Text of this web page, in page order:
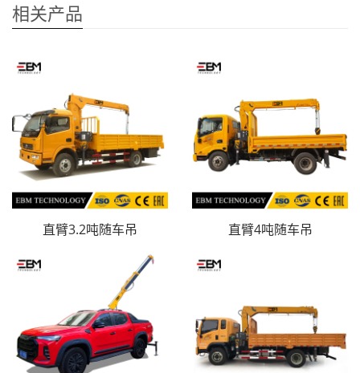
相关产品
直臂3.2吨随车吊 直臂4吨随车吊